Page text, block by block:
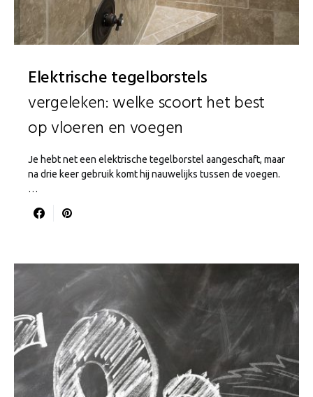
Elektrische tegelborstels
vergeleken: welke scoort het best
op vloeren en voegen
Je hebt net een elektrische tegelborstel aangeschaft, maar
na drie keer gebruik komt hij nauwelijks tussen de voegen.
…